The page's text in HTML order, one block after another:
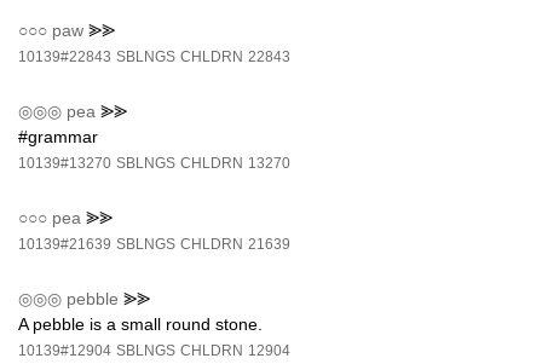
○○○ paw ⪢⪢
10139#22843 SBLNGS CHLDRN 22843
◎◎◎ pea ⪢⪢
#grammar
10139#13270 SBLNGS CHLDRN 13270
○○○ pea ⪢⪢
10139#21639 SBLNGS CHLDRN 21639
◎◎◎ pebble ⪢⪢
A pebble is a small round stone.
10139#12904 SBLNGS CHLDRN 12904